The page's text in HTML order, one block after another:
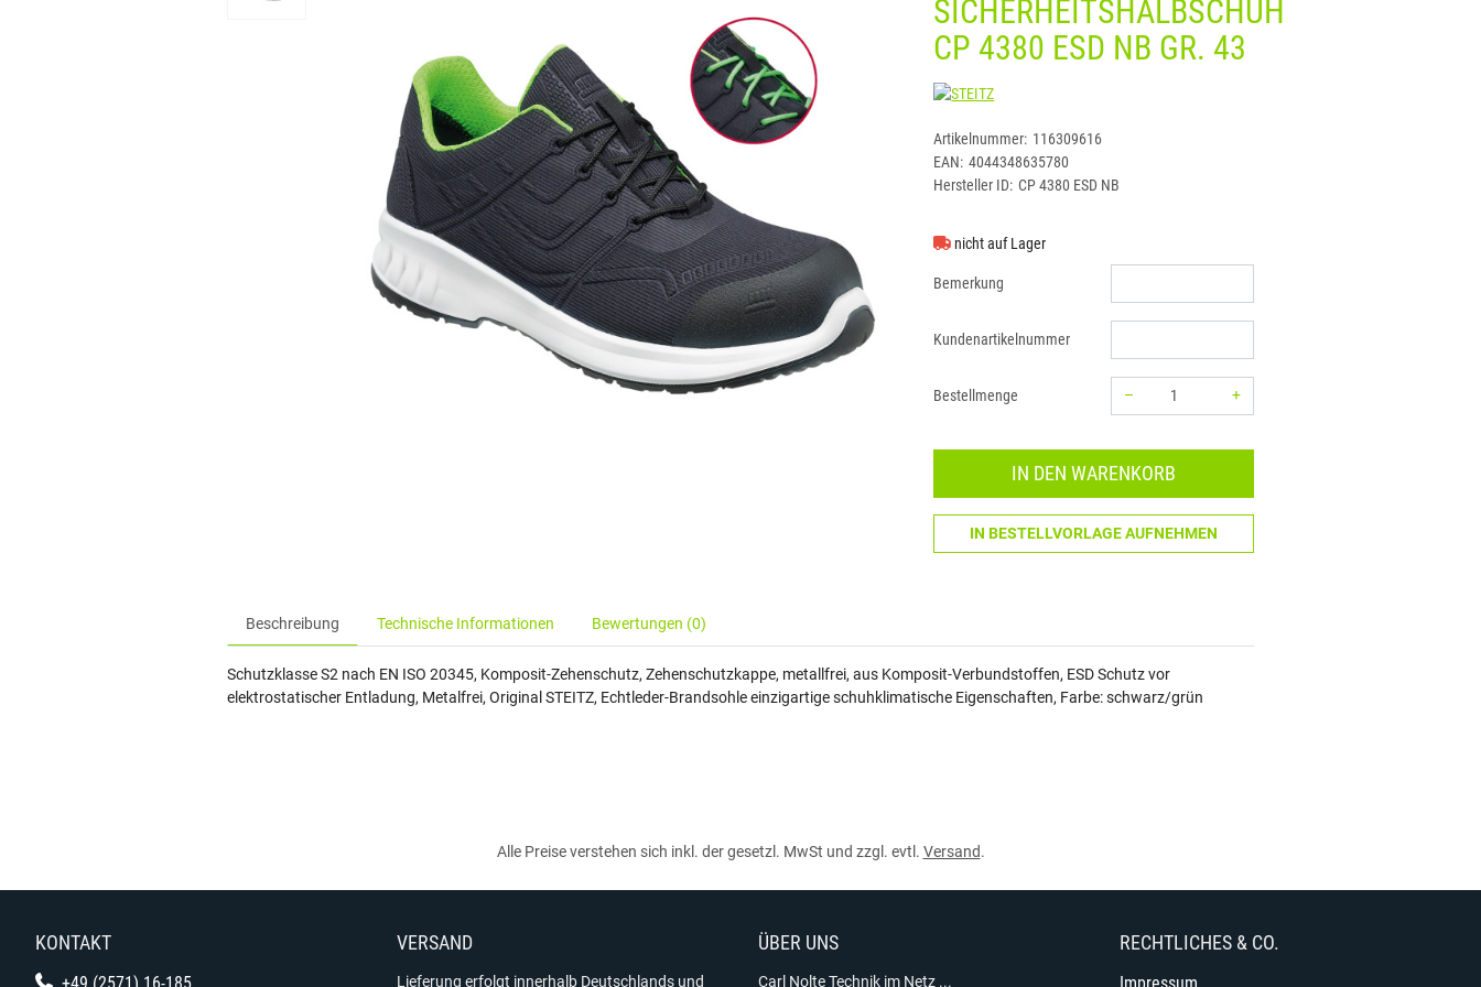
SICHERHEITSHALBSCHUH
CP 4380 ESD NB GR. 43
STEITZ
Artikelnummer: 116309616
EAN: 4044348635780
Hersteller ID: CP 4380 ESD NB
nicht auf Lager
Bemerkung
Kundenartikelnummer
Bestellmenge –
+
IN DEN WARENKORB
IN BESTELLVORLAGE AUFNEHMEN
Beschreibung Technische Informationen Bewertungen (0)
Schutzklasse S2 nach EN ISO 20345, Komposit-Zehenschutz, Zehenschutzkappe, metallfrei, aus Komposit-Verbundstoffen, ESD Schutz vor
elektrostatischer Entladung, Metalfrei, Original STEITZ, Echtleder-Brandsohle einzigartige schuhklimatische Eigenschaften, Farbe: schwarz/grün
Alle Preise verstehen sich inkl. der gesetzl. MwSt und zzgl. evtl. Versand.
KONTAKT VERSAND
Lieferung erfolgt innerhalb Deutschlands und
ÜBER UNS
Carl Nolte Technik im Netz ...
RECHTLICHES & CO.